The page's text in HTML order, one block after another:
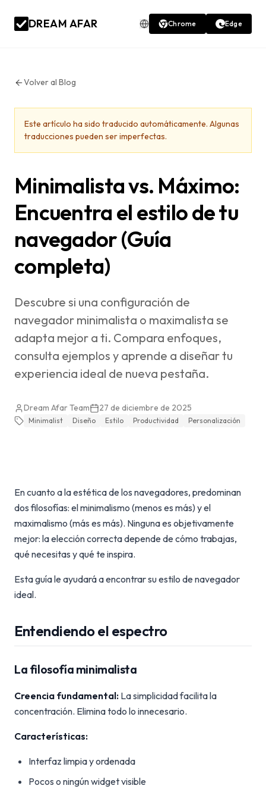
DREAM AFAR Chrome Edge
Volver al Blog
Este artículo ha sido traducido automáticamente. Algunas
traducciones pueden ser imperfectas.
Minimalista vs. Máximo:
Encuentra el estilo de tu
navegador (Guía
completa)
Descubre si una configuración de
navegador minimalista o maximalista se
adapta mejor a ti. Compara enfoques,
consulta ejemplos y aprende a diseñar tu
experiencia ideal de nueva pestaña.
Dream Afar Team 27 de diciembre de 2025
Minimalist Diseño Estilo Productividad Personalización
En cuanto a la estética de los navegadores, predominan
dos filosofías: el minimalismo (menos es más) y el
maximalismo (más es más). Ninguna es objetivamente
mejor: la elección correcta depende de cómo trabajas,
qué necesitas y qué te inspira.
Esta guía le ayudará a encontrar su estilo de navegador
ideal.
Entendiendo el espectro
La filosofía minimalista
Creencia fundamental: La simplicidad facilita la
concentración. Elimina todo lo innecesario.
Características:
Interfaz limpia y ordenada
Pocos o ningún widget visible